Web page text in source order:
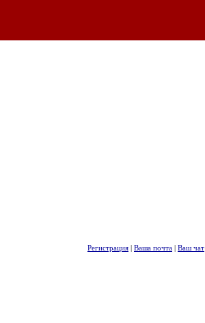
Регистрация | Ваша почта | Ваш чат